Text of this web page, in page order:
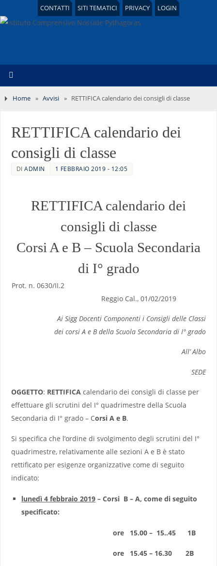
CONTATTI SITI TEMATICI PRIVACY LOGIN
Home » Avvisi » RETTIFICA calendario dei consigli di classe
RETTIFICA calendario dei
consigli di classe
DIADMIN 1 FEBBRAIO 2019 - 12:05
RETTIFICA calendario dei
consigli di classe
Corsi A e B – Scuola Secondaria
di I° grado
Prot. n. 0630/II.2
Reggio Cal., 01/02/2019
Ai Sigg Docenti Componenti i Consigli delle Classi
dei corsi A e B della Scuola Secondaria di I° grado
All’ Albo
SEDE
OGGETTO: RETTIFICA calendario dei consigli di classe per
effettuare gli scrutini del I° quadrimestre della Scuola
Secondaria di I° grado – Corsi A e B.
Si specifica che l’ordine di svolgimento degli scrutini del I°
quadrimestre, relativamente alle sezioni A e B è stato
rettificato per esigenze organizzative come di seguito
indicato:
lunedì 4 febbraio 2019 – Corsi B – A, come di seguito
specificato:
ore 15.00 – 15..45 1B
ore 15.45 – 16.30 2B